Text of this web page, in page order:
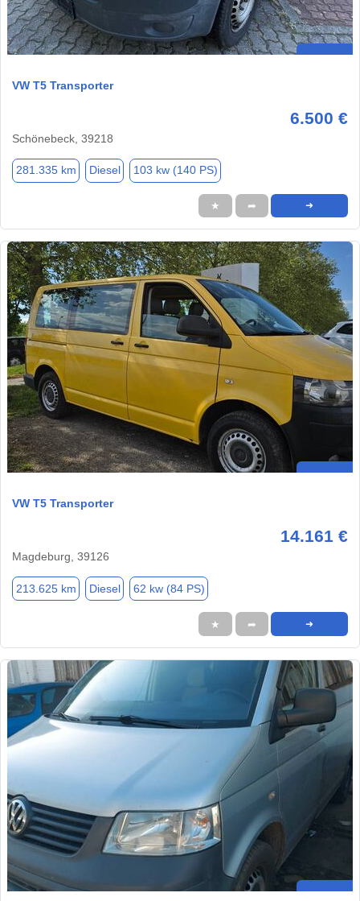
VW T5 Transporter
6.500 €
Schönebeck, 39218
281.335 km Diesel 103 kw (140 PS)
★ ➦ ➜
VW T5 Transporter
14.161 €
Magdeburg, 39126
213.625 km Diesel 62 kw (84 PS)
★ ➦ ➜